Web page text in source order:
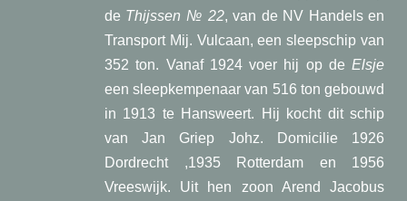
de Thijssen № 22, van de NV Handels en
Transport Mij. Vulcaan, een sleepschip van
352 ton. Vanaf 1924 voer hij op de Elsje
een sleepkempenaar van 516 ton gebouwd
in 1913 te Hansweert. Hij kocht dit schip
van Jan Griep Johz. Domicilie 1926
Dordrecht ,1935 Rotterdam en 1956
Vreeswijk. Uit hen zoon Arend Jacobus